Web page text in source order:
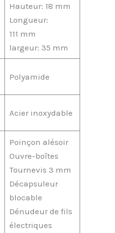
Hauteur: 18 mm
Longueur:
111 mm
largeur: 35 mm
Polyamide
Acier inoxydable
Poinçon alésoir
Ouvre-boîtes
Tournevis 3 mm
Décapsuleur
blocable
Dénudeur de fils
électriques